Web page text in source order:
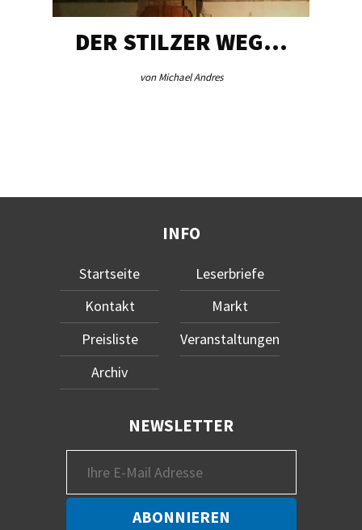
DER STILZER WEG…
von Michael Andres
INFO
Startseite
Kontakt
Preisliste
Archiv
Leserbriefe
Markt
Veranstaltungen
NEWSLETTER